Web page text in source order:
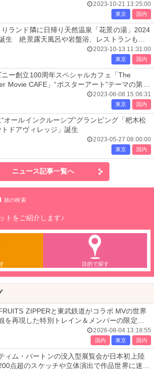
2023-10-21 13:25:00
東京 国内
りランド隣に日帰り天然温泉「花景の湯」2024
生 絶景露天風呂や岩盤浴、レストランも出
2023-10-13 11:31:00
東京 国内
ニー創立100周年スペシャルカフェ「The
Movie CAFE」“ポスターアート”テーマの第2
2023-06-08 15:06:31
東京 国内
オールインクルーシブ”グランピング「杷木松
ドアヴィレッジ」誕生
2023-05-27 08:00:00
東京 国内
ニュース記事一覧へ
旅の検索
トをご紹介します♪
目的で探す
ZIPPERと東武鉄道がコラボ MVの世界
を再現した特別トレイン＆メンバーの限定ア
2026-08-04 13:18:55
国内 東京 国内
ィム・バートンの没入型展覧会が日本初上陸
点超のスケッチや立体演出で作品世界に迷い